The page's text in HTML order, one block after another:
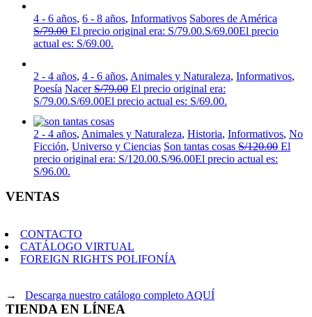
4 - 6 años, 6 - 8 años, Informativos Sabores de América
S/79.00 El precio original era: S/79.00.S/69.00El precio
actual es: S/69.00.
2 - 4 años, 4 - 6 años, Animales y Naturaleza, Informativos,
Poesía Nacer S/79.00 El precio original era:
S/79.00.S/69.00El precio actual es: S/69.00.
2 - 4 años, Animales y Naturaleza, Historia, Informativos, No
Ficción, Universo y Ciencias Son tantas cosas S/120.00 El
precio original era: S/120.00.S/96.00El precio actual es:
S/96.00.
VENTAS
CONTACTO
CATÁLOGO VIRTUAL
FOREIGN RIGHTS POLIFONÍA
→ Descarga nuestro catálogo completo AQUÍ
TIENDA EN LÍNEA